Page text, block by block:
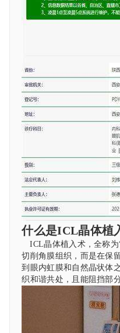
什么是ICL晶体植
ICL晶体植入术，全称
切削角膜组织，而是在保
到眼内虹膜和自然晶状体
织和谐共处，且能阻挡部